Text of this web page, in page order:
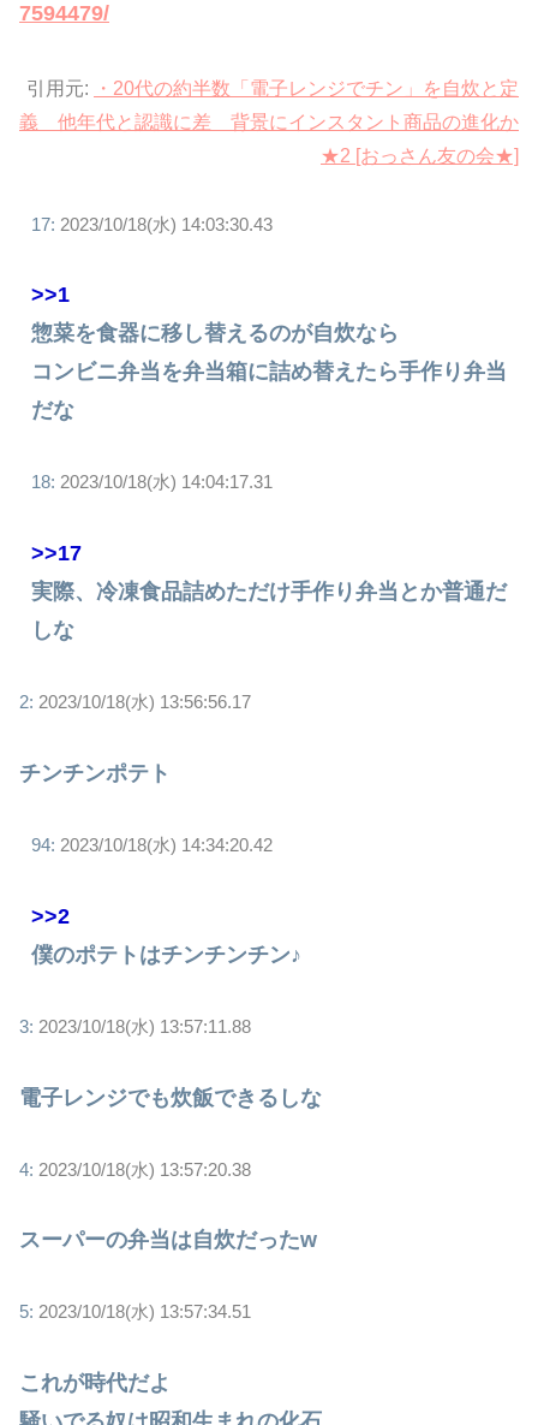
7594479/
引用元:
・20代の約半数「電子レンジでチン」を自炊と定
義 他年代と認識に差 背景にインスタント商品の進化か
★2 [おっさん友の会★]
17: 2023/10/18(水) 14:03:30.43
>>1
惣菜を食器に移し替えるのが自炊なら
コンビニ弁当を弁当箱に詰め替えたら手作り弁当
だな
18: 2023/10/18(水) 14:04:17.31
>>17
実際、冷凍食品詰めただけ手作り弁当とか普通だ
しな
2: 2023/10/18(水) 13:56:56.17
チンチンポテト
94: 2023/10/18(水) 14:34:20.42
>>2
僕のポテトはチンチンチン♪
3: 2023/10/18(水) 13:57:11.88
電子レンジでも炊飯できるしな
4: 2023/10/18(水) 13:57:20.38
スーパーの弁当は自炊だったw
5: 2023/10/18(水) 13:57:34.51
これが時代だよ